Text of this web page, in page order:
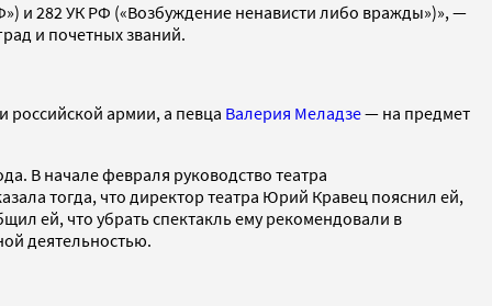
и 282 УК РФ («Возбуждение ненависти либо вражды»)», —
и почетных званий.
российской армии, а певца Валерия Меладзе— на предмет
В начале февраля руководство театра
тогда, что директор театра Юрий Кравец пояснил ей,
ей, что убрать спектакль ему рекомендовали в
деятельностью.